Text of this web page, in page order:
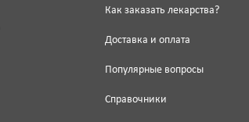
Как заказать лекарства?
Доставка и оплата
Популярные вопросы
Справочники